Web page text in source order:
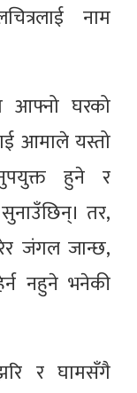
नाम
आफ्नो घरको
आमाले यस्तो
हुने र
तर,
जंगल जान्छ,
नहुने भनेकी
र घामसँगै